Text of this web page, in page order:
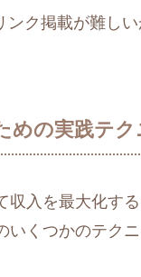
ンク掲載が難し
めの実践テク
収入を最大化す
くつかのテクニ